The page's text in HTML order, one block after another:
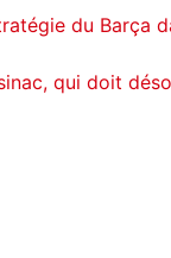
du Barça
qui doit